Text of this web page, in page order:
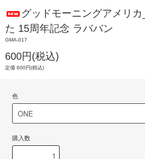
グッドモーニングアメリ
た 15周年記念 ラババン
GMA-017
600円(税込)
定価 600円(税込)
色
購入数